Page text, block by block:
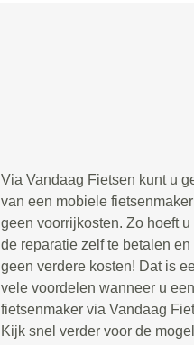
Via Vandaag Fietsen kunt u
van een mobiele
geen voorrijkosten. Zo hoeft
de reparatie zelf te betalen en
geen verdere kosten! Dat is
vele voordelen wanneer u
fietsenmaker via Vandaag
Kijk snel verder voor de